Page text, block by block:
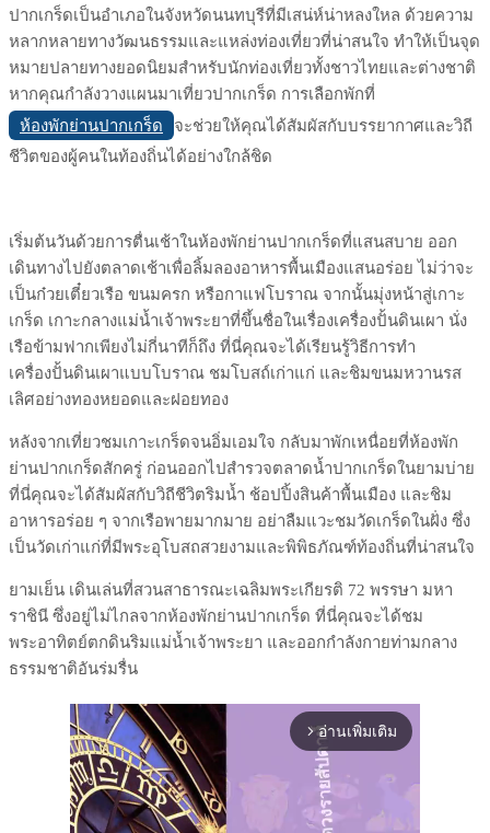
ปากเกร็ดเป็นอำเภอในจังหวัดนนทบุรีที่มีเสน่ห์น่าหลงใหล ด้วยความ
หลากหลายทางวัฒนธรรมและแหล่งท่องเที่ยวที่น่าสนใจ ทำให้เป็นจุด
หมายปลายทางยอดนิยมสำหรับนักท่องเที่ยวทั้งชาวไทยและต่างชาติ
หากคุณกำลังวางแผนมาเที่ยวปากเกร็ด การเลือกพักที่
ห้องพักย่านปากเกร็ด
จะช่วยให้คุณได้สัมผัสกับบรรยากาศและวิถี
ชีวิตของผู้คนในท้องถิ่นได้อย่างใกล้ชิด
เริ่มต้นวันด้วยการตื่นเช้าในห้องพักย่านปากเกร็ดที่แสนสบาย ออก
เดินทางไปยังตลาดเช้าเพื่อลิ้มลองอาหารพื้นเมืองแสนอร่อย ไม่ว่าจะ
เป็นก๋วยเตี๋ยวเรือ ขนมครก หรือกาแฟโบราณ จากนั้นมุ่งหน้าสู่เกาะ
เกร็ด เกาะกลางแม่น้ำเจ้าพระยาที่ขึ้นชื่อในเรื่องเครื่องปั้นดินเผา นั่ง
เรือข้ามฟากเพียงไม่กี่นาทีก็ถึง ที่นี่คุณจะได้เรียนรู้วิธีการทำ
เครื่องปั้นดินเผาแบบโบราณ ชมโบสถ์เก่าแก่ และชิมขนมหวานรส
เลิศอย่างทองหยอดและฝอยทอง
หลังจากเที่ยวชมเกาะเกร็ดจนอิ่มเอมใจ กลับมาพักเหนื่อยที่ห้องพัก
ย่านปากเกร็ดสักครู่ ก่อนออกไปสำรวจตลาดน้ำปากเกร็ดในยามบ่าย
ที่นี่คุณจะได้สัมผัสกับวิถีชีวิตริมน้ำ ช้อปปิ้งสินค้าพื้นเมือง และชิม
อาหารอร่อย ๆ จากเรือพายมากมาย อย่าลืมแวะชมวัดเกร็ดในฝั่ง ซึ่ง
เป็นวัดเก่าแก่ที่มีพระอุโบสถสวยงามและพิพิธภัณฑ์ท้องถิ่นที่น่าสนใจ
ยามเย็น เดินเล่นที่สวนสาธารณะเฉลิมพระเกียรติ 72 พรรษา มหา
ราชินี ซึ่งอยู่ไม่ไกลจากห้องพักย่านปากเกร็ด ที่นี่คุณจะได้ชม
พระอาทิตย์ตกดินริมแม่น้ำเจ้าพระยา และออกกำลังกายท่ามกลาง
ธรรมชาติอันร่มรื่น
arrow_forward_ios อ่านเพิ่มเติม